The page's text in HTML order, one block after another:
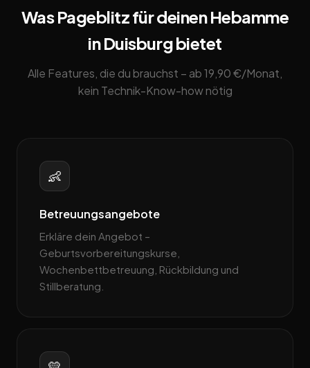
Was Pageblitz für deinen Hebamme
in Duisburg bietet
Alle Features, die du brauchst – ab 19,90 €/Monat,
kein Technik-Know-how nötig
👶
Betreuungsangebote
Erkläre dein Angebot –
Geburtsvorbereitungskurse,
Wochenbettbetreuung, Rückbildung und
Stillberatung.